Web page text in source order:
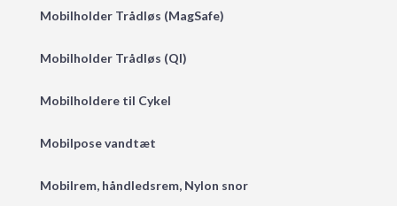
Mobilholder Trådløs (MagSafe)
Mobilholder Trådløs (QI)
Mobilholdere til Cykel
Mobilpose vandtæt
Mobilrem, håndledsrem, Nylon snor